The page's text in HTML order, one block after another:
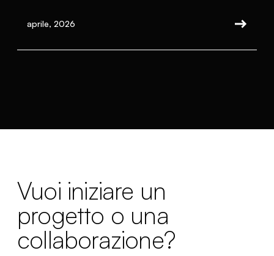
aprile, 2026
Vuoi iniziare un
progetto o una
collaborazione?